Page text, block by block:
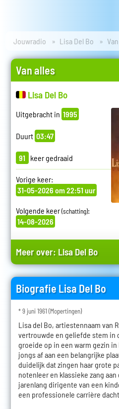
Jouwradio Lisa Del Bo
Van alles
Lisa Del Bo
Uitgebracht in 1995
Duurt 03:47
91 keer gedraaid
Vorige keer:
31-05-2026 om 22:51 uur
Volgende keer(schatting):
14-08-2026
Meer over: Lisa Del Bo
Biografie Lisa Del Bo
* 9 juni 1961 (Mopertingen)
Lisa del Bo, artiestennaam van
vertrouwde en geliefde stem in
groeide op in een warm gezin
jongs af aan een belangrijke
duidelijk dat zingen haar grote
notenleer en klassieke zang
jarenlang dirigente van een
een professionele carrière dacht.